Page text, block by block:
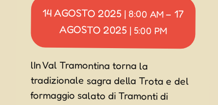
14 AGOSTO 2025 | 8:00 AM– 17
AGOSTO 2025 | 5:00 PM
lIn Val Tramontina torna la
tradizionale sagra della Trota e del
formaggio salato di Tramonti di
Sopra, che quest’anno compie 60